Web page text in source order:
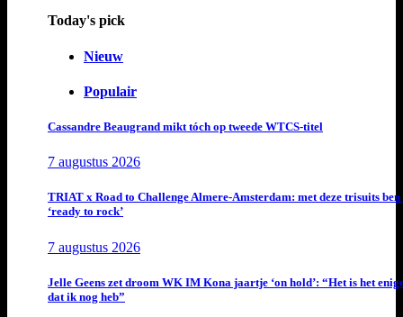
Today's pick
Nieuw
Populair
Cassandre Beaugrand mikt tóch op tweede WTCS-titel
7 augustus 2026
TRIAT x Road to Challenge Almere-Amsterdam: met deze trisuits ben
‘ready to rock’
7 augustus 2026
Jelle Geens zet droom WK IM Kona jaartje ‘on hold’: “Het is het
dat ik nog heb”